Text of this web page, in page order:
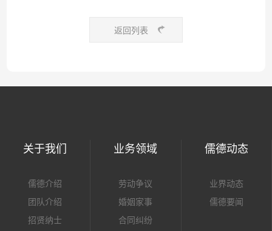
返回列表
关于我们
儒德介绍
团队介绍
招贤纳士
业务领域
劳动争议
婚姻家事
合同纠纷
儒德动态
业界动态
儒德要闻